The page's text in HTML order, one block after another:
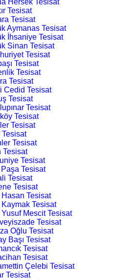
Hersek Tesisat
Tesisat
Tesisat
Aymanas Tesisat
İhsaniye Tesisat
Sinan Tesisat
Tesisat
Tesisat
Tesisat
Tesisat
Cedid Tesisat
Tesisat
Tesisat
Tesisat
Tesisat
Tesisat
Tesisat
Tesisat
Tesisat
Paşa Tesisat
Tesisat
Tesisat
Hasan Tesisat
Kaymak Tesisat
Yusuf Mescit Tesisat
Tesisat
Oğlu Tesisat
Başı Tesisat
Tesisat
Tesisat
Çelebi Tesisat
Tesisat